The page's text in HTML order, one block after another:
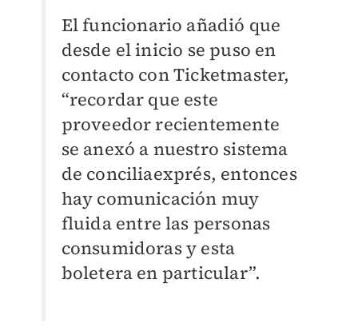
El funcionario añadió que
desde el inicio se puso en
contacto con Ticketmaster,
“recordar que este
proveedor recientemente
se anexó a nuestro sistema
de conciliaexprés, entonces
hay comunicación muy
fluida entre las personas
consumidoras y esta
boletera en particular”.